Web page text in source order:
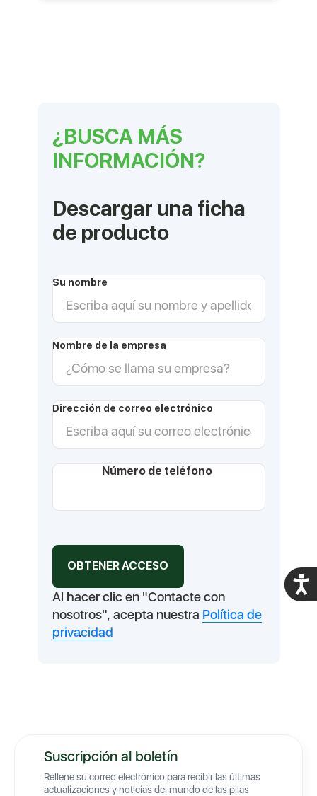
¿BUSCA MÁS
INFORMACIÓN?
Descargar una ficha
de producto
Su nombre
Nombre de la empresa
Dirección de correo electrónico
Número de teléfono
Al hacer clic en "Contacte con
nosotros", acepta nuestra Política de
privacidad
.
Suscripción al boletín
Rellene su correo electrónico para recibir las últimas
actualizaciones y noticias del mundo de las pilas